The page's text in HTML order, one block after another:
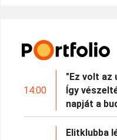
14:00
"Ez volt az
Így
napját a
Elitklubba